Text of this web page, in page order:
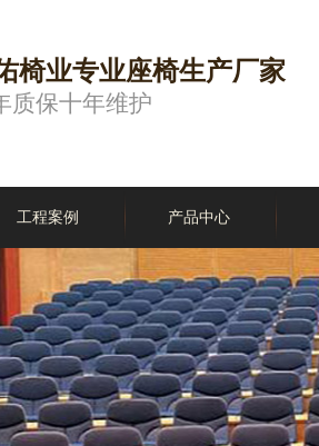
椅业专业座椅生产厂家
质保十年维护
工程案例 产品中心